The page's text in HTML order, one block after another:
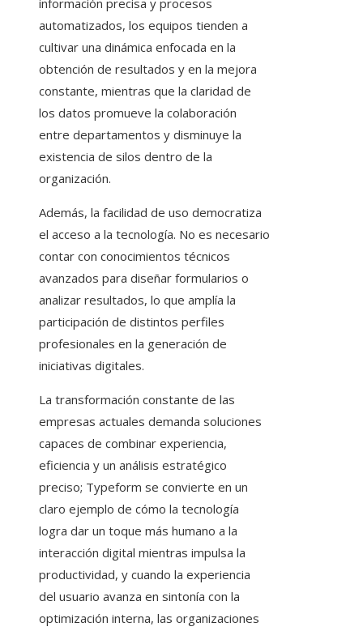
información precisa y procesos
automatizados, los equipos tienden a
cultivar una dinámica enfocada en la
obtención de resultados y en la mejora
constante, mientras que la claridad de
los datos promueve la colaboración
entre departamentos y disminuye la
existencia de silos dentro de la
organización.
Además, la facilidad de uso democratiza
el acceso a la tecnología. No es necesario
contar con conocimientos técnicos
avanzados para diseñar formularios o
analizar resultados, lo que amplía la
participación de distintos perfiles
profesionales en la generación de
iniciativas digitales.
La transformación constante de las
empresas actuales demanda soluciones
capaces de combinar experiencia,
eficiencia y un análisis estratégico
preciso; Typeform se convierte en un
claro ejemplo de cómo la tecnología
logra dar un toque más humano a la
interacción digital mientras impulsa la
productividad, y cuando la experiencia
del usuario avanza en sintonía con la
optimización interna, las organizaciones